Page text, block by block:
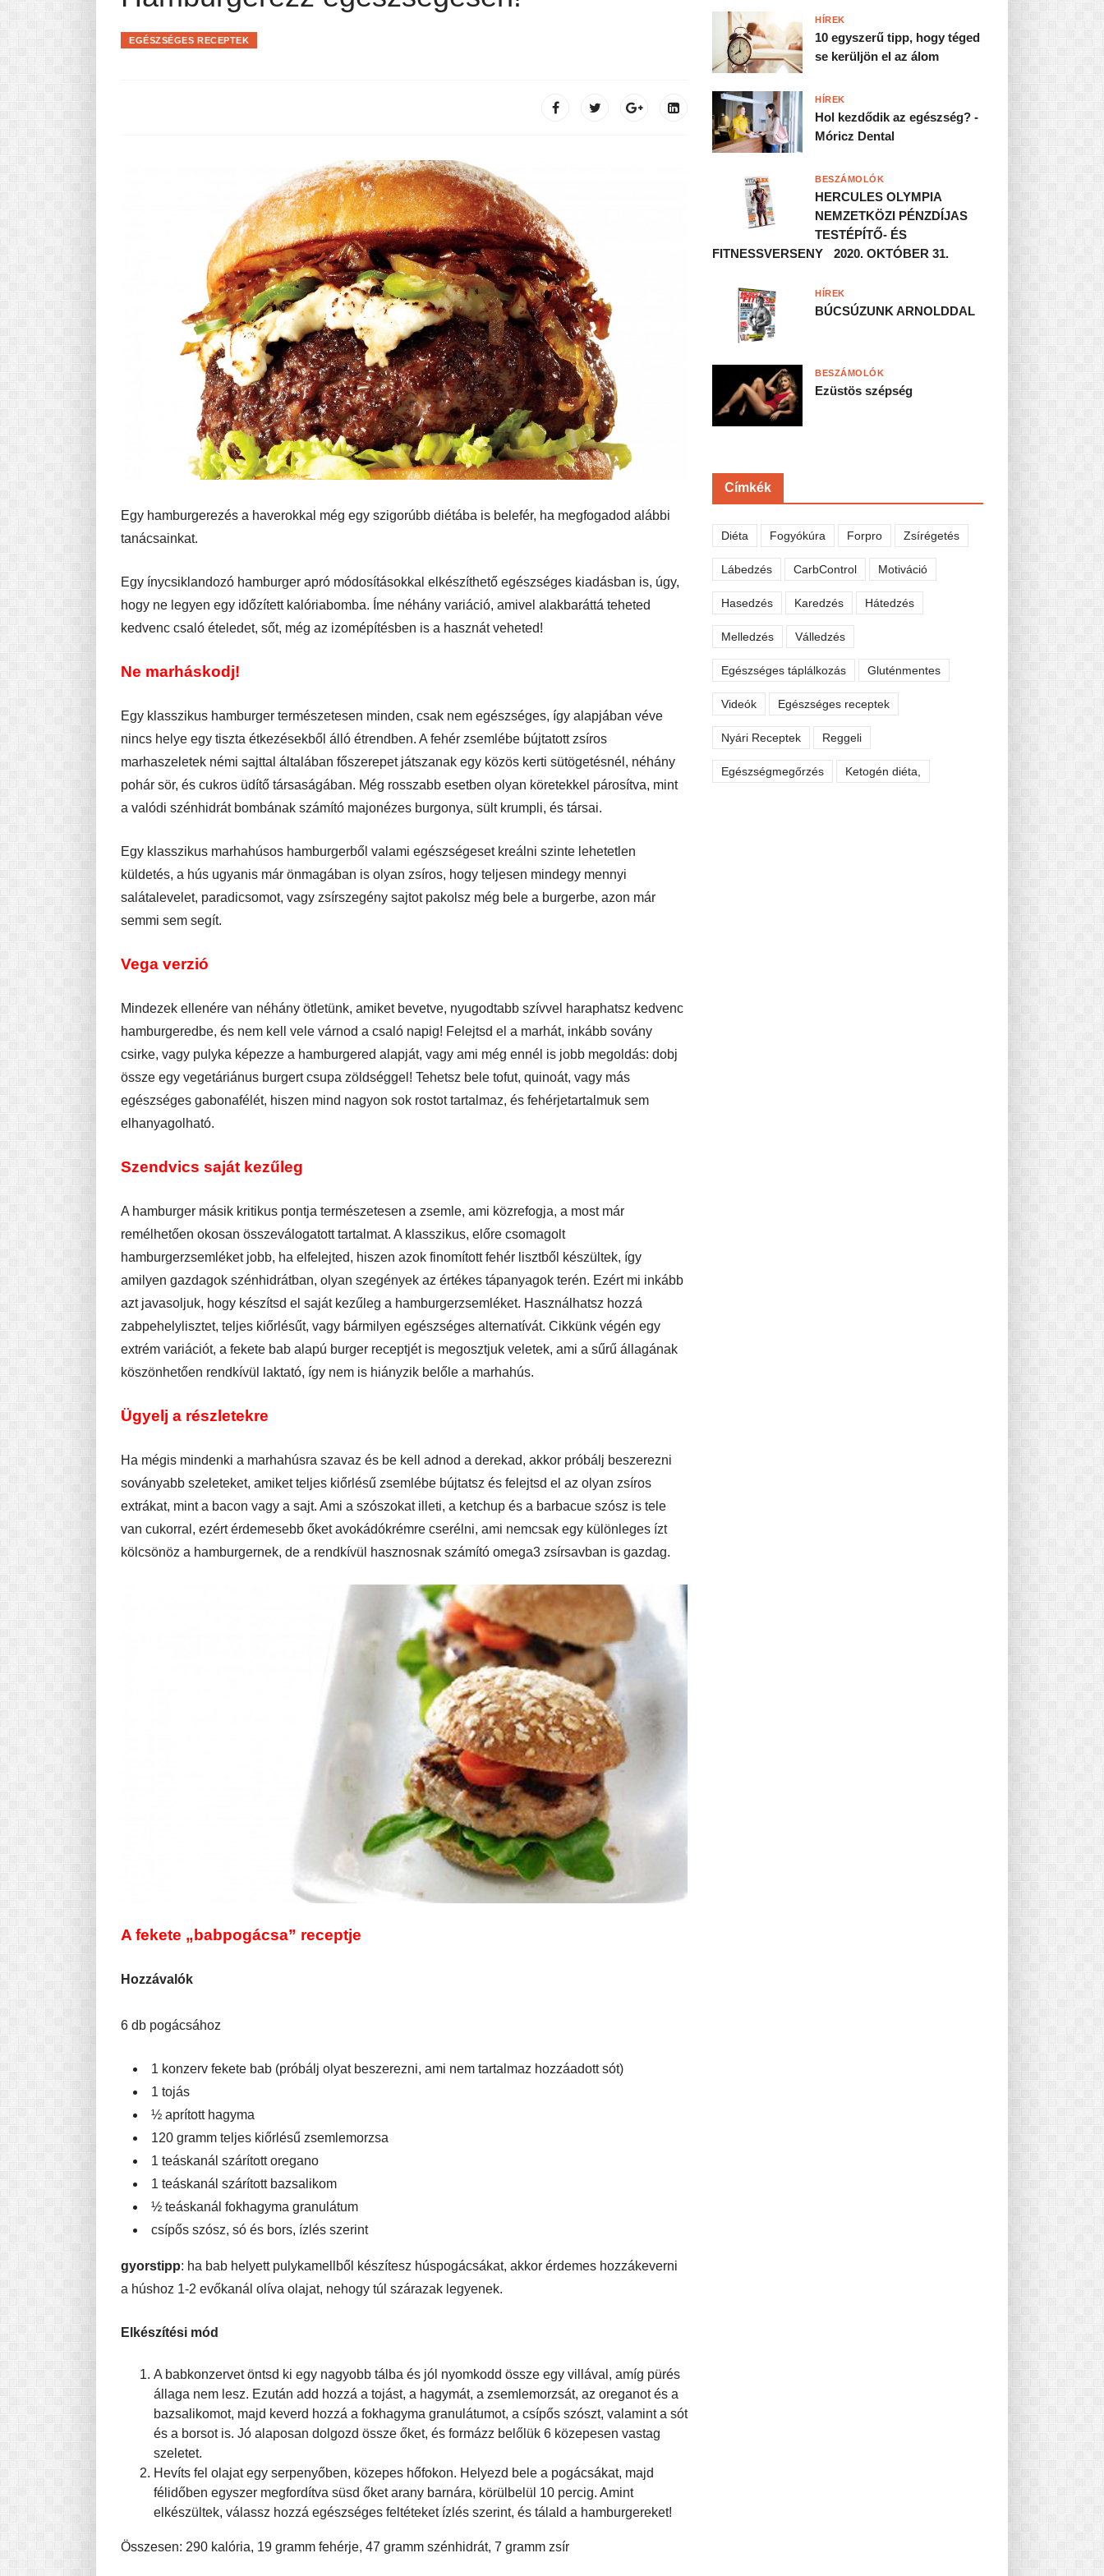
Pasta-túra - avagy A TÉSZTA TÖRTÉNETE
MINDENNAPI KENYERÜNK
EGÉSZSÉGES RECEPTEK
Egy hamburgerezés a haverokkal még egy szigorúbb diétába is belefér, ha megfogadod alábbi
tanácsainkat.
Egy ínycsiklandozó hamburger apró módosításokkal elkészíthető egészséges kiadásban is, úgy,
hogy ne legyen egy időzített kalóriabomba. Íme néhány variáció, amivel alakbaráttá teheted
kedvenc csaló ételedet, sőt, még az izomépítésben is a hasznát veheted!
Ne marháskodj!
Egy klasszikus hamburger természetesen minden, csak nem egészséges, így alapjában véve
nincs helye egy tiszta étkezésekből álló étrendben. A fehér zsemlébe bújtatott zsíros
marhaszeletek némi sajttal általában főszerepet játszanak egy közös kerti sütögetésnél, néhány
pohár sör, és cukros üdítő társaságában. Még rosszabb esetben olyan köretekkel párosítva, mint
a valódi szénhidrát bombának számító majonézes burgonya, sült krumpli, és társai.
Egy klasszikus marhahúsos hamburgerből valami egészségeset kreálni szinte lehetetlen
küldetés, a hús ugyanis már önmagában is olyan zsíros, hogy teljesen mindegy mennyi
salátalevelet, paradicsomot, vagy zsírszegény sajtot pakolsz még bele a burgerbe, azon már
semmi sem segít.
Vega verzió
Mindezek ellenére van néhány ötletünk, amiket bevetve, nyugodtabb szívvel haraphatsz kedvenc
hamburgeredbe, és nem kell vele várnod a csaló napig! Felejtsd el a marhát, inkább sovány
csirke, vagy pulyka képezze a hamburgered alapját, vagy ami még ennél is jobb megoldás: dobj
össze egy vegetáriánus burgert csupa zöldséggel! Tehetsz bele tofut, quinoát, vagy más
egészséges gabonafélét, hiszen mind nagyon sok rostot tartalmaz, és fehérjetartalmuk sem
elhanyagolható.
Szendvics saját kezűleg
A hamburger másik kritikus pontja természetesen a zsemle, ami közrefogja, a most már
remélhetően okosan összeválogatott tartalmat. A klasszikus, előre csomagolt
hamburgerzsemléket jobb, ha elfelejted, hiszen azok finomított fehér lisztből készültek, így
amilyen gazdagok szénhidrátban, olyan szegények az értékes tápanyagok terén. Ezért mi inkább
azt javasoljuk, hogy készítsd el saját kezűleg a hamburgerzsemléket. Használhatsz hozzá
zabpehelylisztet, teljes kiőrlésűt, vagy bármilyen egészséges alternatívát. Cikkünk végén egy
extrém variációt, a fekete bab alapú burger receptjét is megosztjuk veletek, ami a sűrű állagának
köszönhetően rendkívül laktató, így nem is hiányzik belőle a marhahús.
Ügyelj a részletekre
Ha mégis mindenki a marhahúsra szavaz és be kell adnod a derekad, akkor próbálj beszerezni
soványabb szeleteket, amiket teljes kiőrlésű zsemlébe bújtatsz és felejtsd el az olyan zsíros
extrákat, mint a bacon vagy a sajt. Ami a szószokat illeti, a ketchup és a barbacue szósz is tele
van cukorral, ezért érdemesebb őket avokádókrémre cserélni, ami nemcsak egy különleges ízt
kölcsönöz a hamburgernek, de a rendkívül hasznosnak számító omega3 zsírsavban is gazdag.
A fekete „babpogácsa” receptje
Hozzávalók
6 db pogácsához
1 konzerv fekete bab (próbálj olyat beszerezni, ami nem tartalmaz hozzáadott sót)
1 tojás
½ aprított hagyma
120 gramm teljes kiőrlésű zsemlemorzsa
1 teáskanál szárított oregano
1 teáskanál szárított bazsalikom
½ teáskanál fokhagyma granulátum
csípős szósz, só és bors, ízlés szerint
gyorstipp: ha bab helyett pulykamellből készítesz húspogácsákat, akkor érdemes hozzákeverni
a húshoz 1-2 evőkanál olíva olajat, nehogy túl szárazak legyenek.
Elkészítési mód
A babkonzervet öntsd ki egy nagyobb tálba és jól nyomkodd össze egy villával, amíg pürés
állaga nem lesz. Ezután add hozzá a tojást, a hagymát, a zsemlemorzsát, az oreganot és a
bazsalikomot, majd keverd hozzá a fokhagyma granulátumot, a csípős szószt, valamint a sót
és a borsot is. Jó alaposan dolgozd össze őket, és formázz belőlük 6 közepesen vastag
szeletet.
Hevíts fel olajat egy serpenyőben, közepes hőfokon. Helyezd bele a pogácsákat, majd
félidőben egyszer megfordítva süsd őket arany barnára, körülbelül 10 percig. Amint
elkészültek, válassz hozzá egészséges feltéteket ízlés szerint, és tálald a hamburgereket!
Összesen: 290 kalória, 19 gramm fehérje, 47 gramm szénhidrát, 7 gramm zsír
10 egyszerű tipp, hogy téged
se kerüljön el az álom
HÍREK
Hol kezdődik az egészség? -
Móricz Dental
HÍREK
HERCULES OLYMPIA
NEMZETKÖZI PÉNZDÍJAS
TESTÉPÍTŐ- ÉS
FITNESSVERSENY 2020. OKTÓBER 31.
BESZÁMOLÓK
BÚCSÚZUNK ARNOLDDAL
HÍREK
Ezüstös szépség
BESZÁMOLÓK
Címkék
Diéta Fogyókúra Forpro Zsírégetés
Lábedzés CarbControl Motiváció
Hasedzés Karedzés Hátedzés
Melledzés Válledzés
Egészséges táplálkozás Gluténmentes
Videók Egészséges receptek
Nyári Receptek Reggeli
Egészségmegőrzés Ketogén diéta,